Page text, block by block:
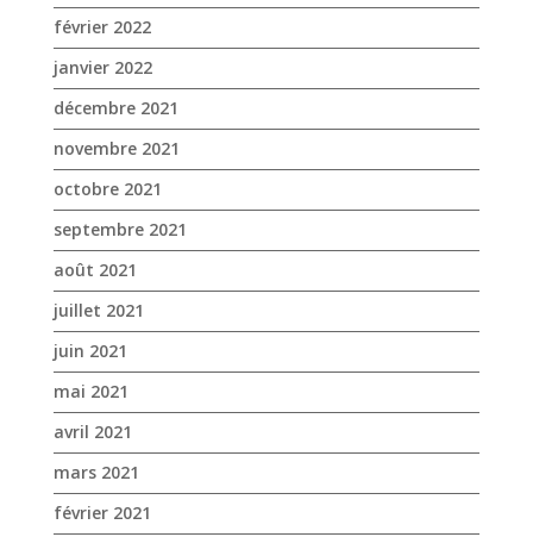
février 2022
janvier 2022
décembre 2021
novembre 2021
octobre 2021
septembre 2021
août 2021
juillet 2021
juin 2021
mai 2021
avril 2021
mars 2021
février 2021